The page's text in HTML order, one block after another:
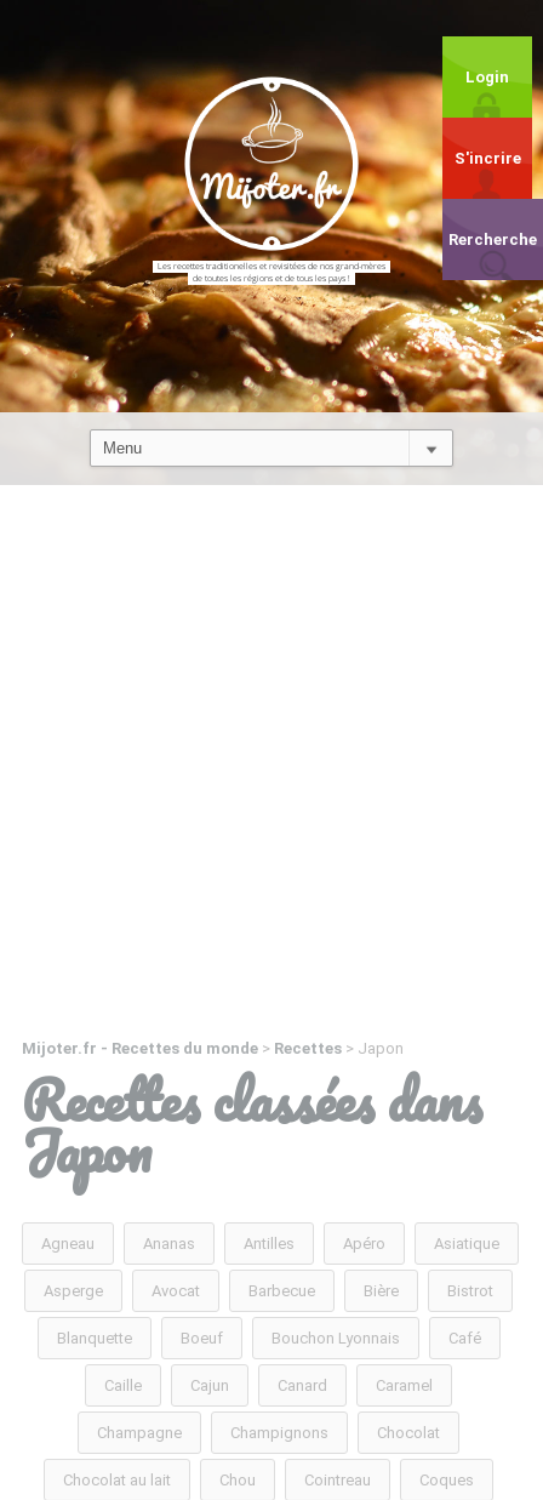
Les recettes traditionelles et revisitées de nos grand-mères
de toutes les régions et de tous les pays !
Login
S'incrire
Rercherche
Mijoter.fr - Recettes du monde> Recettes> Japon
Recettes classées dans
Japon
Agneau Ananas Antilles Apéro Asiatique
Asperge Avocat Barbecue Bière Bistrot
Blanquette Boeuf Bouchon Lyonnais Café
Caille Cajun Canard Caramel
Champagne Champignons Chocolat
Chocolat au lait Chou Cointreau Coques